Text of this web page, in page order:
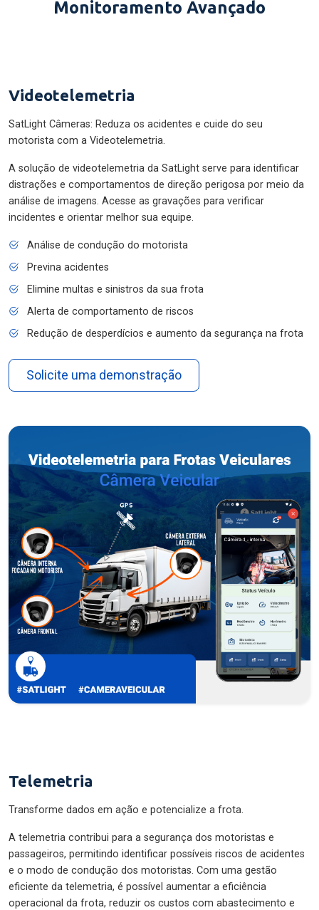
Monitoramento Avançado
Videotelemetria
SatLight Câmeras: Reduza os acidentes e cuide do seu
motorista com a Videotelemetria.
A solução de videotelemetria da SatLight serve para identificar
distrações e comportamentos de direção perigosa por meio da
análise de imagens. Acesse as gravações para verificar
incidentes e orientar melhor sua equipe.
Análise de condução do motorista
Previna acidentes
Elimine multas e sinistros da sua frota
Alerta de comportamento de riscos
Redução de desperdícios e aumento da segurança na frota
Solicite uma demonstração
Telemetria
Transforme dados em ação e potencialize a frota.
A telemetria contribui para a segurança dos motoristas e
passageiros, permitindo identificar possíveis riscos de acidentes
e o modo de condução dos motoristas. Com uma gestão
eficiente da telemetria, é possível aumentar a eficiência
operacional da frota, reduzir os custos com abastecimento e